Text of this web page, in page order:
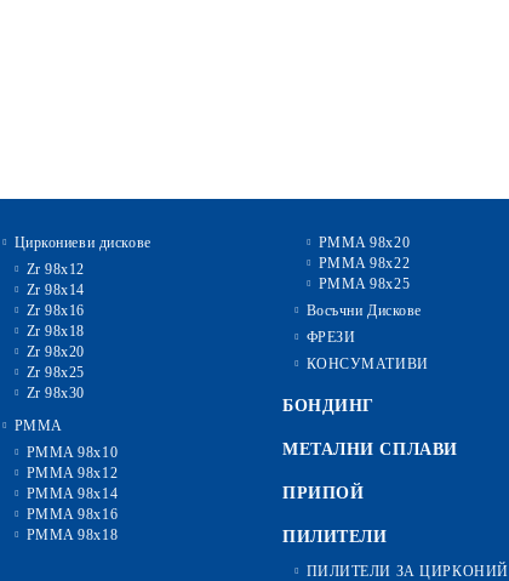
Циркониеви дискове
Zr 98x12
Zr 98x14
Zr 98x16
Zr 98x18
Zr 98x20
Zr 98x25
Zr 98x30
PMMA
PMMA 98x10
PMMA 98x12
PMMA 98x14
PMMA 98x16
PMMA 98x18
PMMA 98x20
PMMA 98x22
PMMA 98x25
Восъчни Дискове
ФРЕЗИ
КОНСУМАТИВИ
БОНДИНГ
МЕТАЛНИ СПЛАВИ
ПРИПОЙ
ПИЛИТЕЛИ
ПИЛИТЕЛИ ЗА ЦИРКОНИЙ